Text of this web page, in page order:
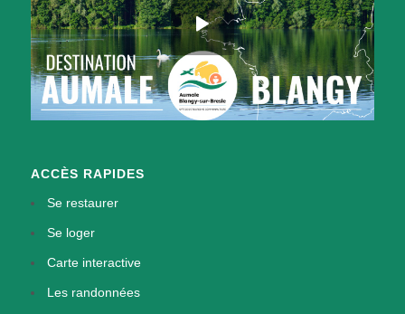
ACCÈS RAPIDES
Se restaurer
Se loger
Carte interactive
Les randonnées